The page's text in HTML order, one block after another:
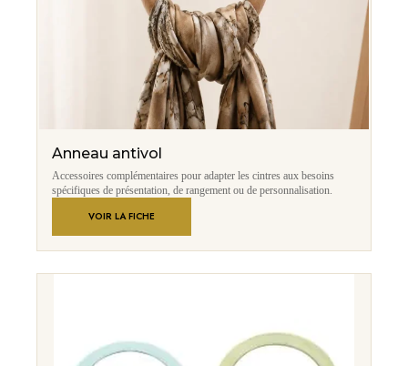
Anneau antivol
Accessoires complémentaires pour adapter les cintres aux besoins
spécifiques de présentation, de rangement ou de personnalisation.
VOIR LA FICHE